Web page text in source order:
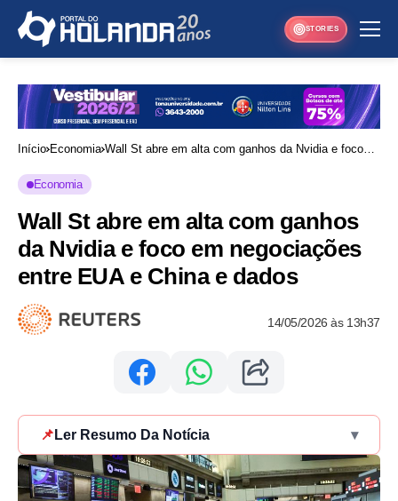
STORIES
Início Economia Wall St abre em alta com ganhos da Nvidia e foco
Economia
Wall St abre em alta com ganhos
da Nvidia e foco em negociações
entre EUA e China e dados
14/05/2026 às 13h37
📌 Ler Resumo Da Notícia ▾